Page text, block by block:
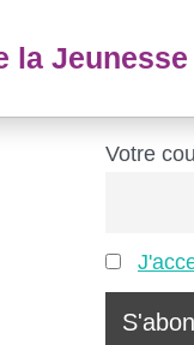
la Jeunesse
Votre